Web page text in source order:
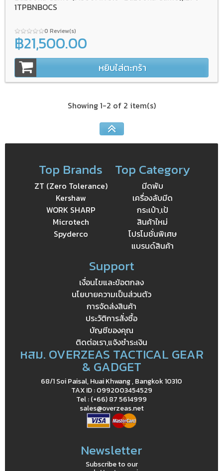
1TPBNBOCS
0 Review(s)
฿21,500.00
หยิบใส่ตะกร้า
Showing 1-2 of 2 item(s)
Top Brands
ZT (Zero Tolerance)
Kershaw
WORK SHARP
Microtech
Spyderco
Top Category
มีดพับ
เครื่องลับมีด
กระเป๋า,เป้
สินค้าใหม่
โปรโมชั่นพิเศษ
แบรนด์สินค้า
Support
เงื่อนไขและข้อตกลง
นโยบายความเป็นส่วนตัว
การจัดส่งสินค้า
ประวัติการสั่งซื้อ
บัญชีของคุณ
ติดต่อเรา,แจ้งชำระเงิน
หสม. OVERZEAS TACTICAL GEAR
& GADGET
68/1 Soi Paisal, Huai Khwang , Bangkok 10310
TAX ID : 0992003454529
Tel : (+66) 87 5614999
sales@overzeas.net
Newsletter
Subscribe to our